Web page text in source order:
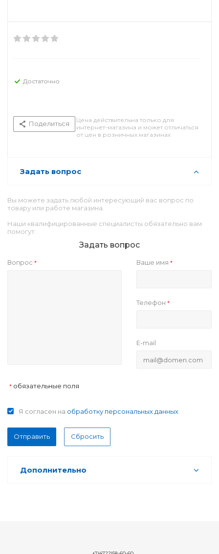
Достаточно
Поделиться
Цена действительна только для
интернет-магазина и может отличаться
от цен в розничных магазинах
Задать вопрос
Вы можете задать любой интересующий вас вопрос по
товару или работе магазина.
Наши квалифицированные специалисты обязательно вам
помогут.
Задать вопрос
Вопрос * Ваше имя*
Телефон*
E-mail
* обязательные поля
Я согласен на обработку персональных данных
Отправить Сбросить
Дополнительно